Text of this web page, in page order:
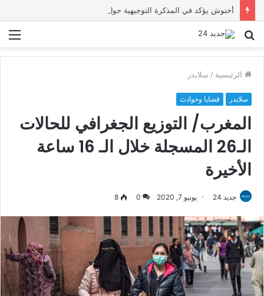
بحث
الرئيسية / سلايدر
سلايدر قضايا وحوادث
المغرب/ التوزيع الجغرافي للحالات
الـ26 المسجلة خلال الـ 16 ساعة
الأخيرة
جديد 24 يونيو 7, 2020 0
8